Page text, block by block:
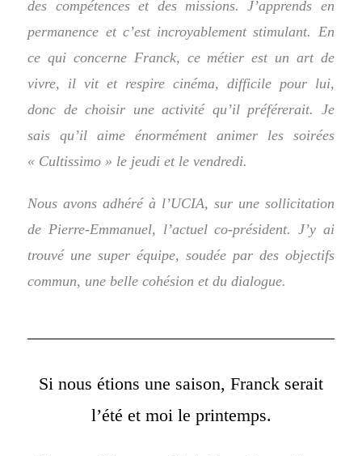
des compétences et des missions. J’apprends en
permanence et c’est incroyablement stimulant. En
ce qui concerne Franck, ce métier est un art de
vivre, il vit et respire cinéma, difficile pour lui,
donc de choisir une activité qu’il préférerait. Je
sais qu’il aime énormément animer les soirées
« Cultissimo » le jeudi et le vendredi.
Nous avons adhéré à l’UCIA, sur une sollicitation
de Pierre-Emmanuel, l’actuel co-président. J’y ai
trouvé une super équipe, soudée par des objectifs
commun, une belle cohésion et du dialogue.
Si nous étions une saison, Franck serait
l’été et moi le printemps.